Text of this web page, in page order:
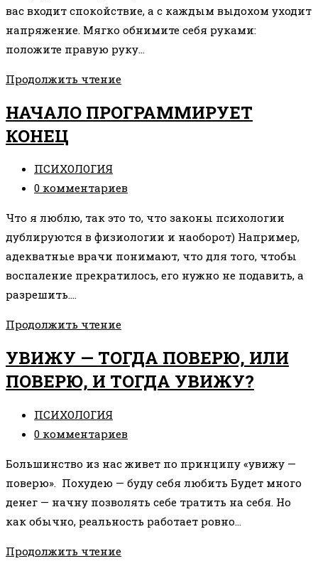
вас входит спокойствие, а с каждым выдохом уходит
напряжение. Мягко обнимите себя руками:
положите правую руку…
Продолжить чтениеПРАКТИКА
СЕБЯ»
НАЧАЛО ПРОГРАММИРУЕТ
КОНЕЦ
Рубрика
записи:
ПСИХОЛОГИЯ
Комментарии
записи:
0 комментариев
Что я люблю, так это то, что законы психологии
дублируются в физиологии и наоборот) Например,
адекватные врачи понимают, что для того, чтобы
воспаление прекратилось, его нужно не подавить, а
разрешить.…
Продолжить чтениеНАЧАЛО
КОНЕЦ
УВИЖУ — ТОГДА ПОВЕРЮ, ИЛИ
ПОВЕРЮ, И ТОГДА УВИЖУ?
Рубрика
записи:
ПСИХОЛОГИЯ
Комментарии
записи:
0 комментариев
Большинство из нас живет по принципу «увижу —
поверю». Похудею — буду себя любить Будет много
денег — начну позволять себе тратить на себя. Но
как обычно, реальность работает ровно…
Продолжить чтениеУВИЖУ